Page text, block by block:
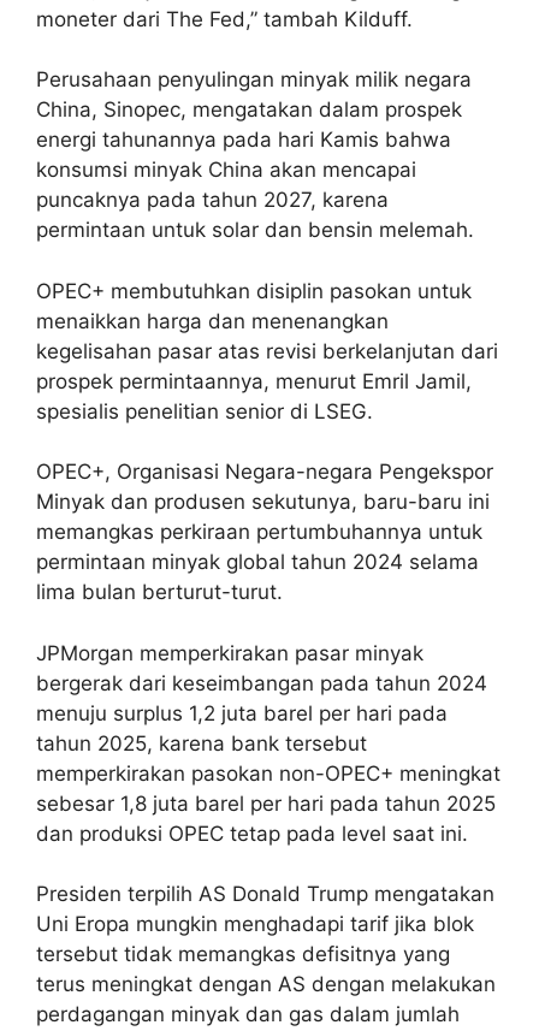
moneter dari The Fed,” tambah Kilduff.
Perusahaan penyulingan minyak milik negara
China, Sinopec, mengatakan dalam prospek
energi tahunannya pada hari Kamis bahwa
konsumsi minyak China akan mencapai
puncaknya pada tahun 2027, karena
permintaan untuk solar dan bensin melemah.
OPEC+ membutuhkan disiplin pasokan untuk
menaikkan harga dan menenangkan
kegelisahan pasar atas revisi berkelanjutan dari
prospek permintaannya, menurut Emril Jamil,
spesialis penelitian senior di LSEG.
OPEC+, Organisasi Negara-negara Pengekspor
Minyak dan produsen sekutunya, baru-baru ini
memangkas perkiraan pertumbuhannya untuk
permintaan minyak global tahun 2024 selama
lima bulan berturut-turut.
JPMorgan memperkirakan pasar minyak
bergerak dari keseimbangan pada tahun 2024
menuju surplus 1,2 juta barel per hari pada
tahun 2025, karena bank tersebut
memperkirakan pasokan non-OPEC+ meningkat
sebesar 1,8 juta barel per hari pada tahun 2025
dan produksi OPEC tetap pada level saat ini.
Presiden terpilih AS Donald Trump mengatakan
Uni Eropa mungkin menghadapi tarif jika blok
tersebut tidak memangkas defisitnya yang
terus meningkat dengan AS dengan melakukan
perdagangan minyak dan gas dalam jumlah